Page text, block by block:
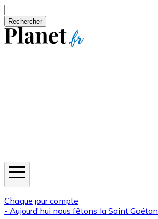
Chaque jour compte
- Aujourd'hui nous fêtons la Saint Gaétan